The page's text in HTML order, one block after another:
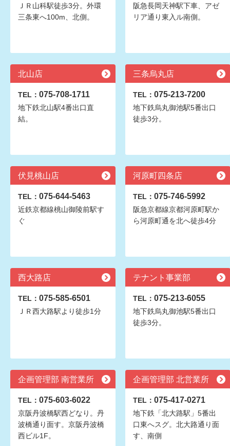
ＪＲ山科駅徒歩3分。外環
三条東へ100m、北側。
阪急長岡天神駅下車、アゼ
リア通り東入ル南側。
北山店
TEL： 075-708-1711
地下鉄北山駅4番出口直
結。
三条烏丸店
TEL： 075-213-7200
地下鉄烏丸御池駅5番出口
徒歩3分。
伏見桃山店
TEL： 075-644-5463
近鉄京都線桃山御陵前駅す
ぐ
河原町四条店
TEL： 075-746-5992
阪急京都線京都河原町駅か
ら河原町通を北へ徒歩4分
西大路店
TEL： 075-585-6501
ＪＲ西大路駅より徒歩1分
テナント事業部
TEL： 075-213-6055
地下鉄烏丸御池駅5番出口
徒歩3分。
企画管理部 南営業所
TEL： 075-603-6022
京阪丹波橋駅西どなり。丹
波橋通り面す。京阪丹波橋
西ビル1F。
企画管理部 北営業所
TEL： 075-417-0271
地下鉄「北大路駅」5番出
口東へスグ。北大路通り面
す、南側